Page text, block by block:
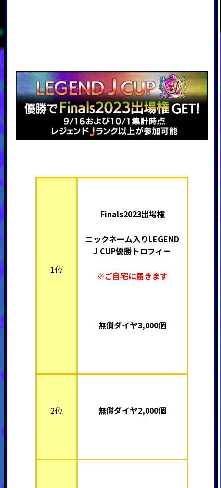
1位
Finals2023出場権
ニックネーム入りLEGEND
J CUP優勝トロフィー
※ご自宅に届きます
無償ダイヤ3,000個
2位 無償ダイヤ2,000個